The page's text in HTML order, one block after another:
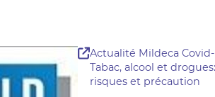
Actualité Mildeca Covid-
Tabac, alcool et drogues:
risques et précaution